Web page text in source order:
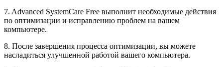
7. Advanced SystemCare Free выполнит необходимые действия
по оптимизации и исправлению проблем на вашем
компьютере.
8. После завершения процесса оптимизации, вы можете
насладиться улучшенной работой вашего компьютера.